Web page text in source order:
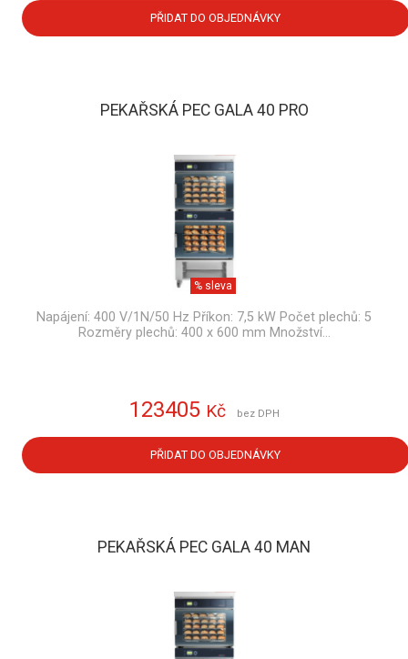
PŘIDAT DO OBJEDNÁVKY
PEKAŘSKÁ PEC GALA 40 PRO
% sleva
Napájení: 400 V/1N/50 Hz Příkon: 7,5 kW Počet plechů: 5
Rozměry plechů: 400 x 600 mm Množství…
123405 Kč bez DPH
PŘIDAT DO OBJEDNÁVKY
PEKAŘSKÁ PEC GALA 40 MAN